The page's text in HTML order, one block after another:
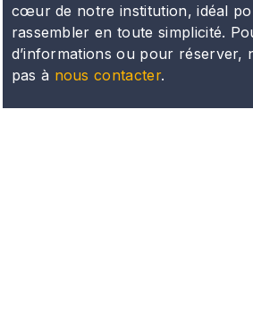
cœur de notre institution, idéal
rassembler en toute simplicité.
d’informations ou pour réserver,
pas à nous contacter.